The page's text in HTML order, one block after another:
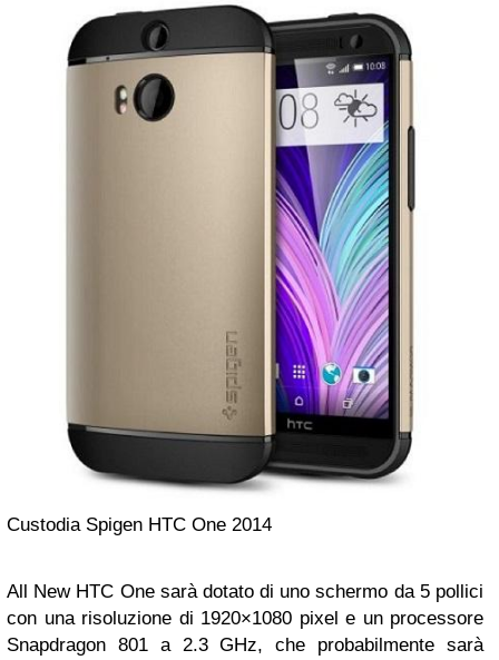
Custodia Spigen HTC One 2014
All New HTC One sarà dotato di uno schermo da 5 pollici
con una risoluzione di 1920×1080 pixel e un processore
Snapdragon 801 a 2.3 GHz, che probabilmente sarà